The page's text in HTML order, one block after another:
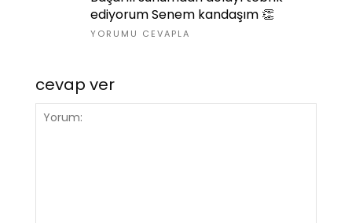
ediyorum Senem kandaşım 👏
YORUMU CEVAPLA
cevap ver